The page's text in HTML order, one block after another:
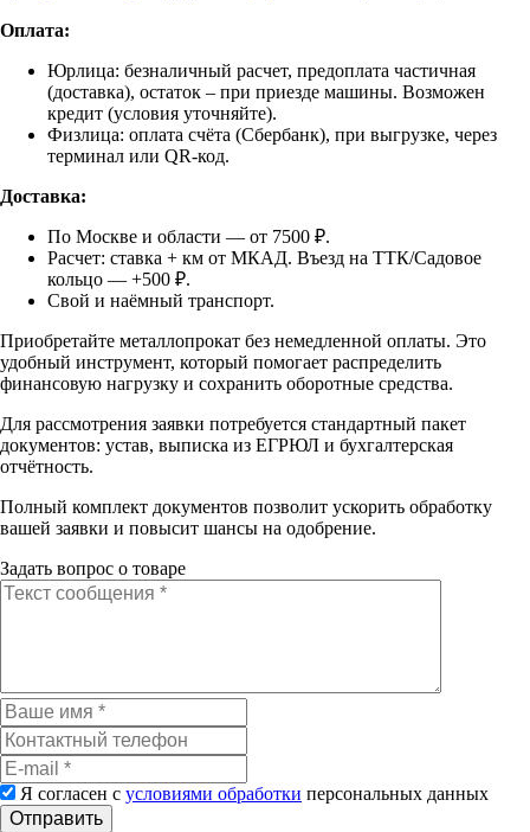
Оплата:
Юрлица: безналичный расчет, предоплата частичная
(доставка), остаток – при приезде машины. Возможен
кредит (условия уточняйте).
Физлица: оплата счёта (Сбербанк), при выгрузке, через
терминал или QR-код.
Доставка:
По Москве и области — от 7500 ₽.
Расчет: ставка + км от МКАД. Въезд на ТТК/Садовое
кольцо — +500 ₽.
Свой и наёмный транспорт.
Приобретайте металлопрокат без немедленной оплаты. Это
удобный инструмент, который помогает распределить
финансовую нагрузку и сохранить оборотные средства.
Для рассмотрения заявки потребуется стандартный пакет
документов: устав, выписка из ЕГРЮЛ и бухгалтерская
отчётность.
Полный комплект документов позволит ускорить обработку
вашей заявки и повысит шансы на одобрение.
Задать вопрос о товаре
Я согласен с условиями обработки персональных данных
Отправить